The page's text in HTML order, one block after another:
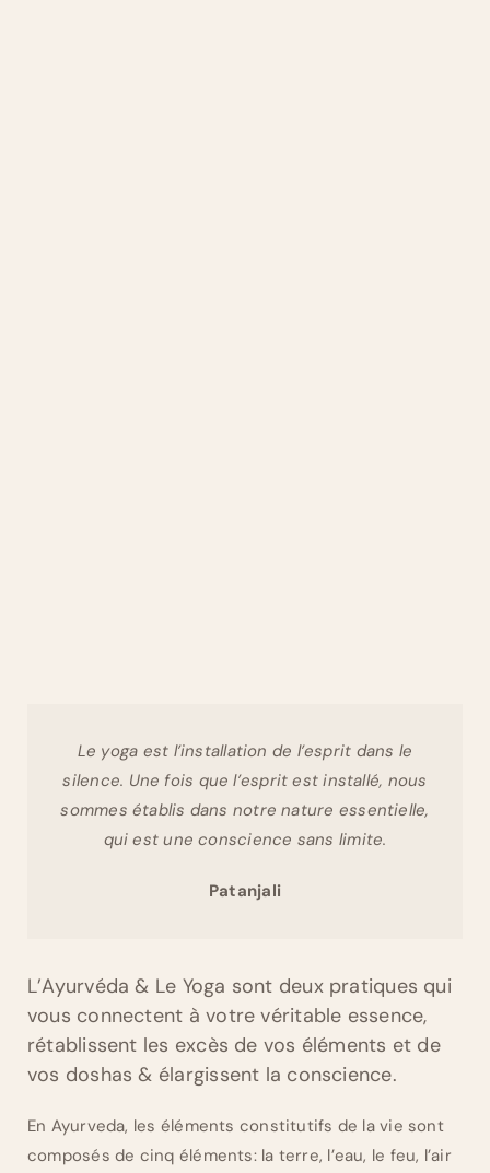
Le yoga est l’installation de l’esprit dans le
silence. Une fois que l’esprit est installé, nous
sommes établis dans notre nature essentielle,
qui est une conscience sans limite.
Patanjali
L’Ayurvéda & Le Yoga sont deux pratiques qui
vous connectent à votre véritable essence,
rétablissent les excès de vos éléments et de
vos doshas & élargissent la conscience.
En Ayurveda, les éléments constitutifs de la vie sont
composés de cinq éléments: la terre, l’eau, le feu, l’air